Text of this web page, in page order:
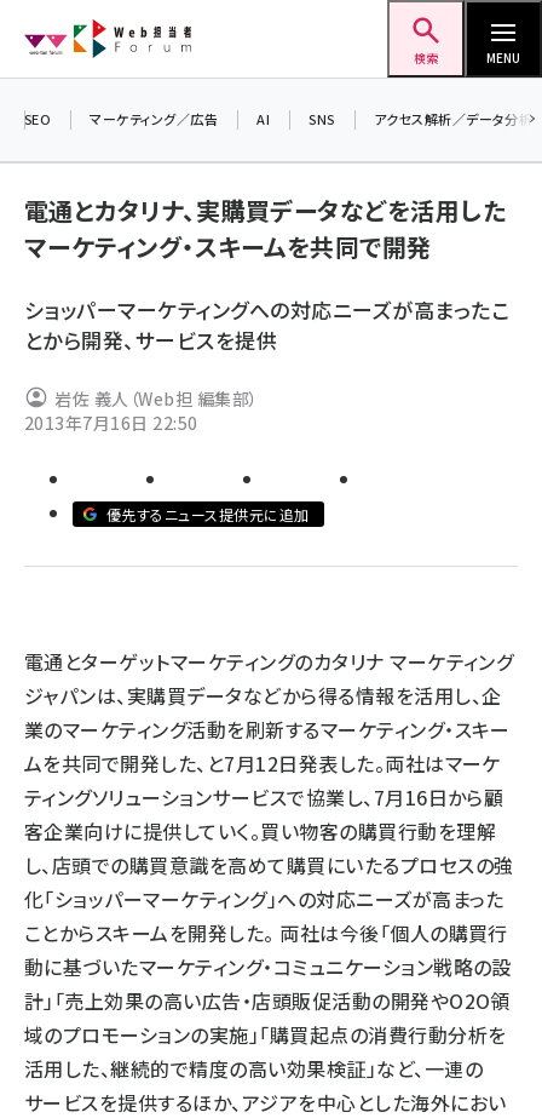
ン
検索 MENU
ai (2804)
note (2312)
z世代 (1622)
SEO マーケティング／広告 AI SNS アクセス解析／データ分析
電通とカタリナ、実購買データなどを活用した
マーケティング・スキームを共同で開発
ショッパーマーケティングへの対応ニーズが高まったこ
とから開発、サービスを提供
岩佐 義人（Web担 編集部）
2013年7月16日 22:50
優先するニュース提供元に追加
電通とターゲットマーケティングのカタリナ マーケティング
ジャパンは、実購買データなどから得る情報を活用し、企
業のマーケティング活動を刷新するマーケティング・スキー
ムを共同で開発した、と7月12日発表した。両社はマーケ
ティングソリューションサービスで協業し、7月16日から顧
客企業向けに提供していく。買い物客の購買行動を理解
し、店頭での購買意識を高めて購買にいたるプロセスの強
化「ショッパーマーケティング」への対応ニーズが高まった
ことからスキームを開発した。 両社は今後「個人の購買行
動に基づいたマーケティング・コミュニケーション戦略の設
計」「売上効果の高い広告・店頭販促活動の開発やO2O領
域のプロモーションの実施」「購買起点の消費行動分析を
活用した、継続的で精度の高い効果検証」など、一連の
サービスを提供するほか、アジアを中心とした海外におい